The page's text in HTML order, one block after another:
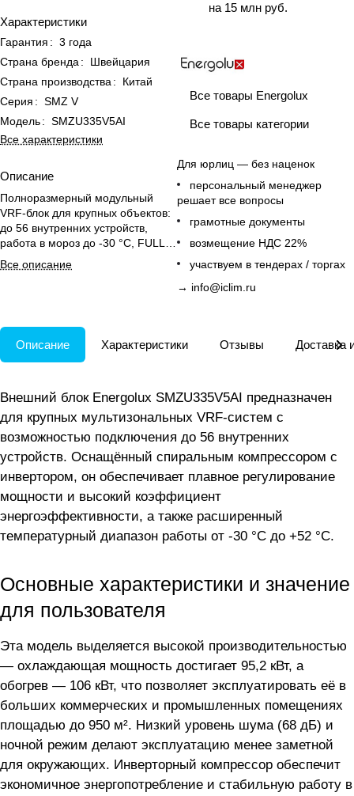
Характеристики
Гарантия : 3 года
Страна бренда :
Швейцария
Страна производства :
Китай
Серия : SMZ V
Модель: SMZU335V5AI
Все характеристики
Описание
Полноразмерный модульный
VRF-блок для крупных объектов:
до 56 внутренних устройств,
работа в мороз до -30 °C, FULL
DC INVERTER и ротация/
резервирование.
Все описание
на 15 млн руб.
Все товары Energolux
Все товары категории
Для юрлиц — без наценок
персональный менеджер
решает все вопросы
грамотные документы
возмещение НДС 22%
участвуем в тендерах / торгах
→ info@iclim.ru
Описание Характеристики Отзывы Доставка
Внешний блок Energolux SMZU335V5AI предназначен
для крупных мультизональных VRF-систем с
возможностью подключения до 56 внутренних
устройств. Оснащённый спиральным компрессором с
инвертором, он обеспечивает плавное регулирование
мощности и высокий коэффициент
энергоэффективности, а также расширенный
температурный диапазон работы от -30 °C до +52 °C.
Основные характеристики и значение
для пользователя
Эта модель выделяется высокой производительностью
— охлаждающая мощность достигает 95,2 кВт, а
обогрев — 106 кВт, что позволяет эксплуатировать её в
больших коммерческих и промышленных помещениях
площадью до 950 м². Низкий уровень шума (68 дБ) и
ночной режим делают эксплуатацию менее заметной
для окружающих. Инверторный компрессор обеспечит
экономичное энергопотребление и стабильную работу в